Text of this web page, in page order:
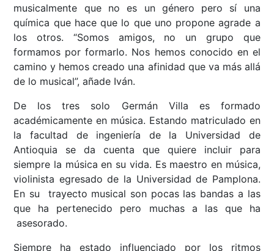
musicalmente que no es un género pero sí una
química que hace que lo que uno propone agrade a
los otros. “Somos amigos, no un grupo que
formamos por formarlo. Nos hemos conocido en el
camino y hemos creado una afinidad que va más allá
de lo musical”, añade Iván.
De los tres solo Germán Villa es formado
académicamente en música. Estando matriculado en
la facultad de ingeniería de la Universidad de
Antioquia se da cuenta que quiere incluir para
siempre la música en su vida. Es maestro en música,
violinista egresado de la Universidad de Pamplona.
En su trayecto musical son pocas las bandas a las
que ha pertenecido pero muchas a las que ha
asesorado.
Siempre ha estado influenciado por los ritmos